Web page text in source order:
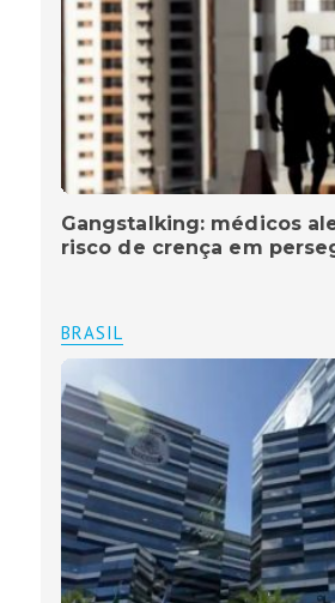
Gangstalking: médicos
risco de crença em
BRASIL